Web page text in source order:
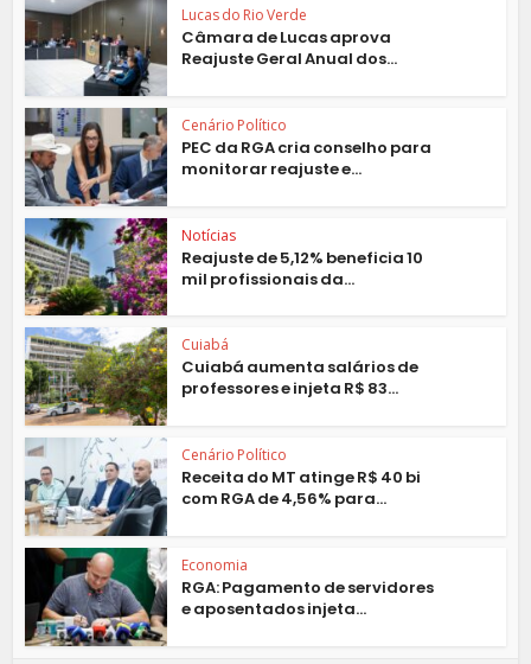
Lucas do Rio Verde
Câmara de Lucas aprova
Reajuste Geral Anual dos...
Cenário Político
PEC da RGA cria conselho para
monitorar reajuste e...
Notícias
Reajuste de 5,12% beneficia 10
mil profissionais da...
Cuiabá
Cuiabá aumenta salários de
professores e injeta R$ 83...
Cenário Político
Receita do MT atinge R$ 40 bi
com RGA de 4,56% para...
Economia
RGA: Pagamento de servidores
e aposentados injeta...